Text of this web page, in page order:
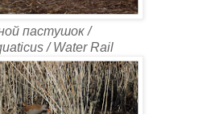
пастушок /
/ Water Rail